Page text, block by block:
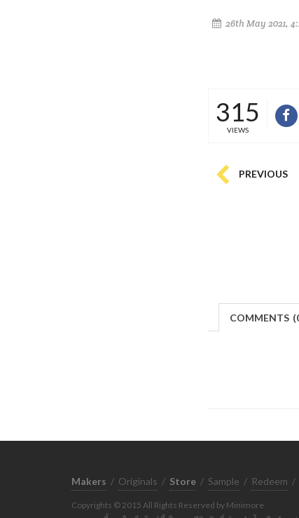
26th May 2021,
315
VIEWS
PREVIOUS
COMMENTS (
Makers / Originals / Store / Sample / Redeem /
Copyrights © 2015 All Rights Reserved by Minimore